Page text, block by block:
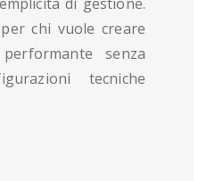
chi vuole creare
senza
tecniche